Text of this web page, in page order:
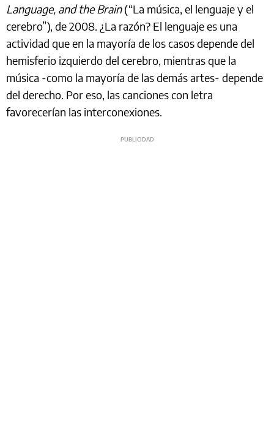
Language, and the Brain(“La música, el lenguaje y el
cerebro”), de 2008. ¿La razón? El lenguaje es una
actividad que en la mayoría de los casos depende del
hemisferio izquierdo del cerebro, mientras que la
música -como la mayoría de las demás artes- depende
del derecho. Por eso, las canciones con letra
favorecerían las interconexiones.